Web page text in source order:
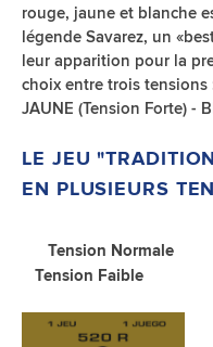
rouge, jaune et blanche
légende Savarez, un
leur apparition pour la
choix entre trois tensions
JAUNE (Tension Forte) -
LE JEU
EN PLUSIEURS
Tension
Tension Faible